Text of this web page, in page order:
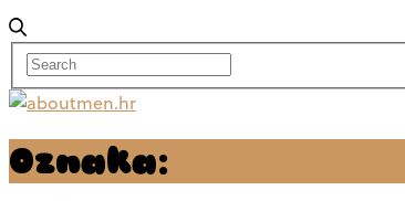
Oznaka: